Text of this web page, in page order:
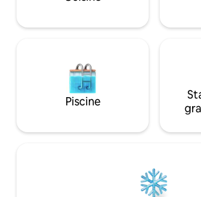
Piscine